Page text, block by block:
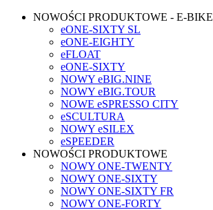
NOWOŚCI PRODUKTOWE - E-BIKE
eONE-SIXTY SL
eONE-EIGHTY
eFLOAT
eONE-SIXTY
NOWY eBIG.NINE
NOWY eBIG.TOUR
NOWE eSPRESSO CITY
eSCULTURA
NOWY eSILEX
eSPEEDER
NOWOŚCI PRODUKTOWE
NOWY ONE-TWENTY
NOWY ONE-SIXTY
NOWY ONE-SIXTY FR
NOWY ONE-FORTY